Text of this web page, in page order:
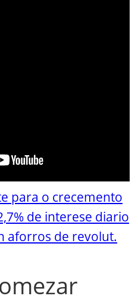
para o crecemento
de interese diario
aforros de revolut.